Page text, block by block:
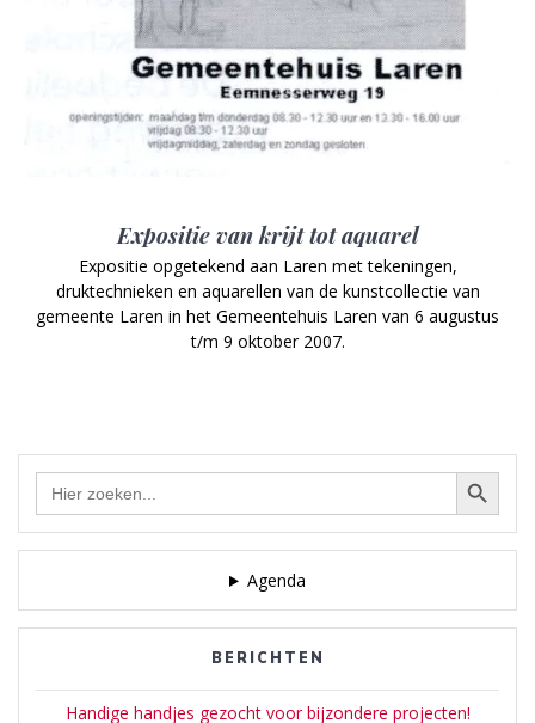
Expositie van krijt tot aquarel
Expositie opgetekend aan Laren met tekeningen,
druktechnieken en aquarellen van de kunstcollectie van
gemeente Laren in het Gemeentehuis Laren van 6 augustus
t/m 9 oktober 2007.
Zoek Zoekknop
Agenda
BERICHTEN
Handige handjes gezocht voor bijzondere projecten!